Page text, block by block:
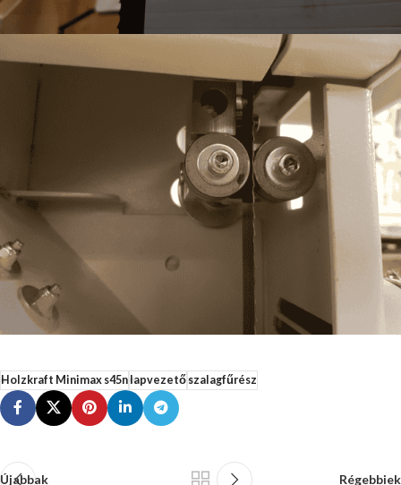
Holzkraft Minimax s45nlapvezetőszalagfűrész
Újabbak Régebbiek